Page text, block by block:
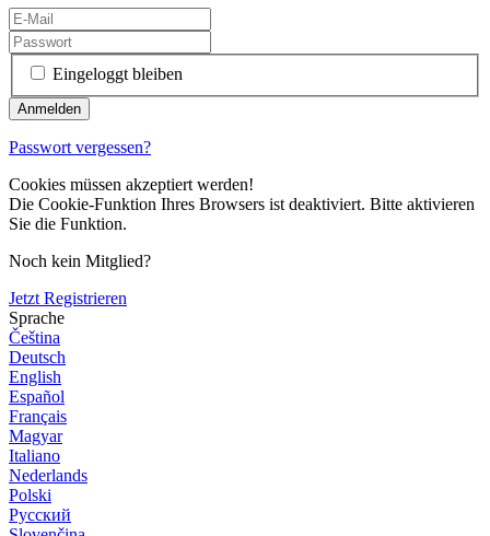
Eingeloggt bleiben
Passwort vergessen?
Cookies müssen akzeptiert werden!
Die Cookie-Funktion Ihres Browsers ist deaktiviert. Bitte aktivieren
Sie die Funktion.
Noch kein Mitglied?
Jetzt Registrieren
Sprache
Čeština
Deutsch
English
Español
Français
Magyar
Italiano
Nederlands
Polski
Русский